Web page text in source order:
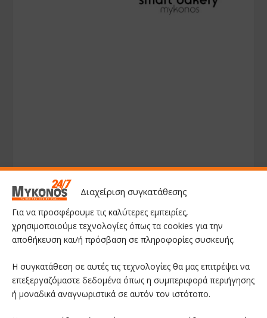
Διαχείριση συγκατάθεσης
Για να προσφέρουμε τις καλύτερες εμπειρίες,
χρησιμοποιούμε τεχνολογίες όπως τα cookies για την
αποθήκευση και/ή πρόσβαση σε πληροφορίες συσκευής.
Η συγκατάθεση σε αυτές τις τεχνολογίες θα μας επιτρέψει να
επεξεργαζόμαστε δεδομένα όπως η συμπεριφορά περιήγησης
ή μοναδικά αναγνωριστικά σε αυτόν τον ιστότοπο.